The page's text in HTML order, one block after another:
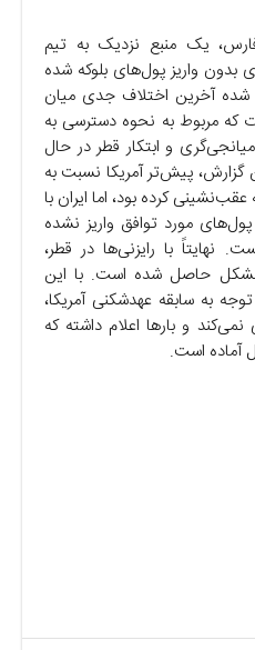
یک منبع نزدیک به تیم
بدون واریز پول‌های بلوکه شده
شده آخرین اختلاف جدی میان
که مربوط به نحوه دسترسی به
میانجی‌گری و ابتکار قطر در حال
پیش‌تر آمریکا نسبت به
کرده بود، اما ایران با
مورد توافق واریز نشده
نهایتاً با رایزنی‌ها در قطر،
حاصل شده است. با این
به سابقه عهدشکنی آمریکا،
و بار‌ها اعلام داشته که
آماده است.